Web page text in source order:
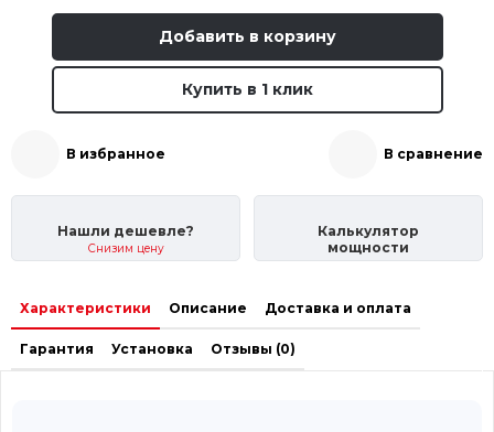
Добавить в корзину
Купить в 1 клик
В избранное В сравнение
Нашли дешевле?
Снизим цену
Калькулятор
мощности
Характеристики Описание Доставка и оплата
Гарантия Установка Отзывы (0)